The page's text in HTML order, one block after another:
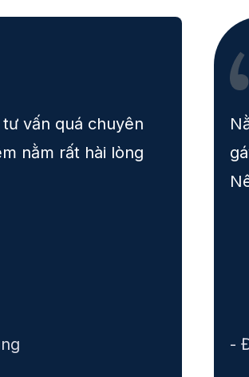
vấn quá chuyên
nằm rất hài lòng
-